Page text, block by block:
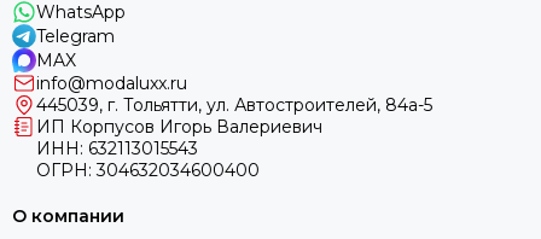
WhatsApp
Telegram
MAX
info@modaluxx.ru
445039, г. Тольятти, ул. Автостроителей, 84а-5
ИП Корпусов Игорь Валериевич
ИНН: 632113015543
ОГРН: 304632034600400
О компании